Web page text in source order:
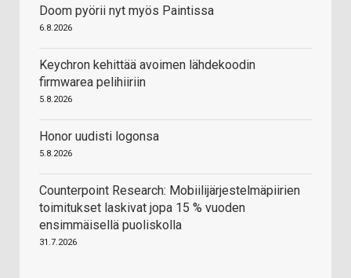
Doom pyörii nyt myös Paintissa
6.8.2026
Keychron kehittää avoimen lähdekoodin
firmwarea pelihiiriin
5.8.2026
Honor uudisti logonsa
5.8.2026
Counterpoint Research: Mobiilijärjestelmäpiirien
toimitukset laskivat jopa 15 % vuoden
ensimmäisellä puoliskolla
31.7.2026